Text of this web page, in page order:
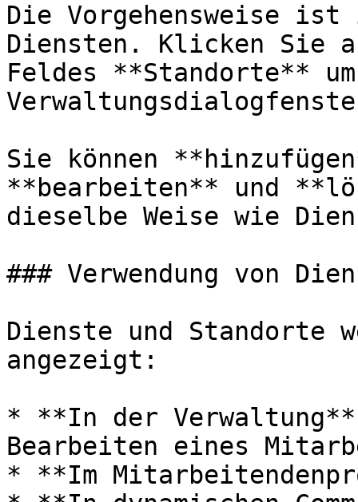
Die Vorgehensweise
Diensten. Klicken Sie
Feldes **Standorte**
Sie können
**bearbeiten** und
dieselbe Weise wie
### Verwendung von
Dienste und Standorte
angezeigt:
* **In der
Bearbeiten eines
* **Im